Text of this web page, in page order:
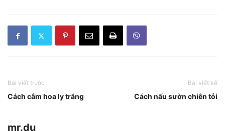
Bài viết trước
Cách cắm hoa ly trắng
Bài viết kế
Cách nấu sườn chiên tỏi
mr.du